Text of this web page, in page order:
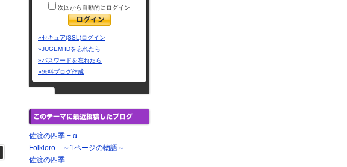
次回から自動的にログイン
»セキュア(SSL)ログイン
»JUGEM IDを忘れたら
»パスワードを忘れたら
»無料ブログ作成
佐渡の四季 + α
Folkloro ～1ページの物語～
佐渡の四季